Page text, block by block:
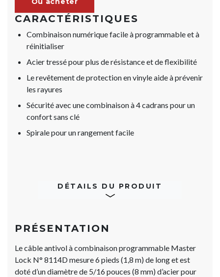
CARACTÉRISTIQUES
Combinaison numérique facile à programmable et à
réinitialiser
Acier tressé pour plus de résistance et de flexibilité
Le revêtement de protection en vinyle aide à prévenir
les rayures
Sécurité avec une combinaison à 4 cadrans pour un
confort sans clé
Spirale pour un rangement facile
DÉTAILS DU PRODUIT
PRÉSENTATION
Le câble antivol à combinaison programmable Master
Lock N° 8114D mesure 6 pieds (1,8 m) de long et est
doté d’un diamètre de 5/16 pouces (8 mm) d’acier pour